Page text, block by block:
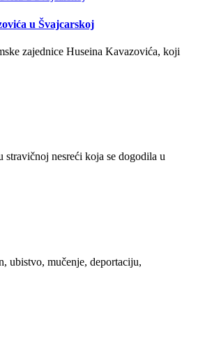
u Švajcarskoj
zajednice Huseina Kavazovića, koji
nesreći koja se dogodila u
ubistvo, mučenje, deportaciju,